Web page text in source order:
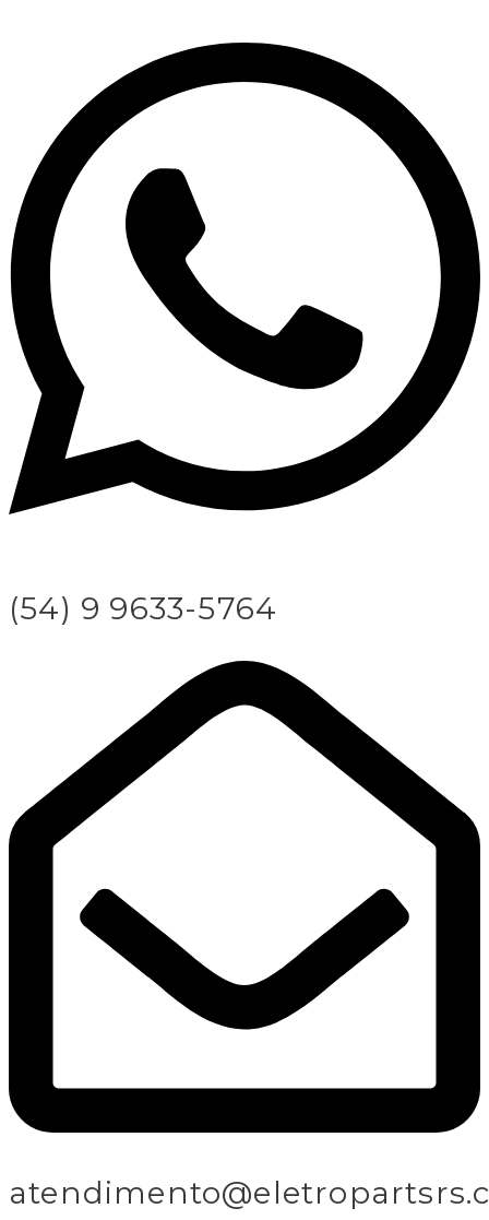
(54) 9 9633-5764